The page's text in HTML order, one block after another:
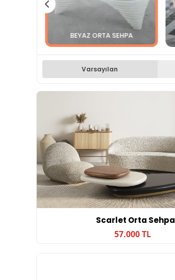
BEYAZ ORTA SEHPA
Varsayılan
Scarlet Orta Sehpa
57.000 TL